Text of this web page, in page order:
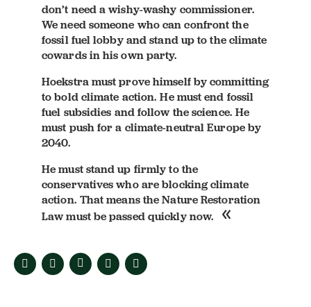
don’t need a wishy-washy commissioner.
We need someone who can confront the
fossil fuel lobby and stand up to the climate
cowards in his own party.
Hoekstra must prove himself by committing
to bold climate action. He must end fossil
fuel subsidies and follow the science. He
must push for a climate-neutral Europe by
2040.
He must stand up firmly to the
conservatives who are blocking climate
action. That means the Nature Restoration
Law must be passed quickly now.